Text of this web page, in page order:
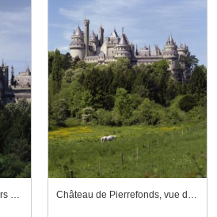
Château de Pierrefonds, tours Judas Maccabée, Charlemagne et Jules César Château de Pierrefonds, vue d'ensemble depuis le sud-est